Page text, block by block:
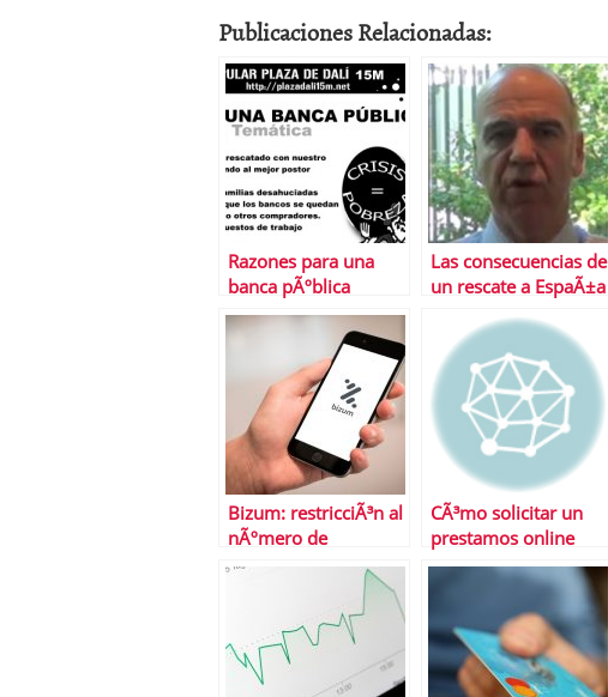
Publicaciones Relacionadas:
Razones para una
banca pÃºblica
Las consecuencias de
un rescate a EspaÃ±a
Bizum: restricciÃ³n al
nÃºmero de
operaciones
CÃ³mo solicitar un
prestamos online